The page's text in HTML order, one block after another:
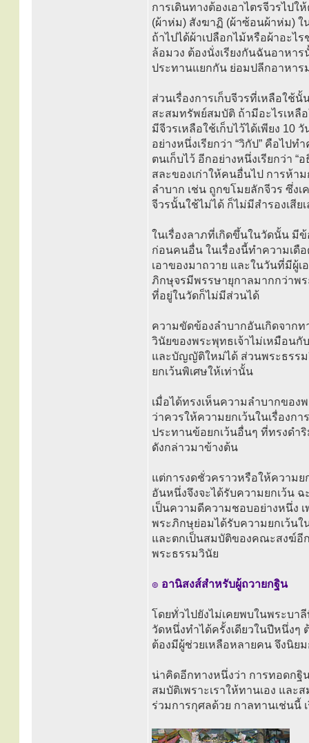
การเดินทางต้องเอาไตรจีวรไป
(ผ้าห่ม) สังฆาฏิ (ผ้าซ้อนผ้าห่ม) ใ
ถ้าไปได้ผ้าเปลือกไม้หรือผ้าอะไ
ล้อมวง ต้องนั่งเรียงกันฉันอาหา
ประทานแยกกัน ย่อมปลีกอาหาร
ส่วนเรื่องการเก็บจีวรที่เหลือใช้
สะสมทรัพย์สมบัติ ถ้ามีอะไรเหลื
มีจีวรเหลือใช้เก็บไว้ได้เพียง 10
อย่างหนึ่งเรียกว่า “วิกัป” คือไป
ตนเก็บไว้ อีกอย่างหนึ่งเรียกว่า
สละของเก่าให้คนอื่นไป การห้า
ลำบาก เช่น ถูกขโมยลักจีวร ซึ่ง
จีวรนั้นใช้ไม่ได้ ก็ไม่มีสำรองเสียเ
ในเรื่องลาภที่เกิดขึ้นในวัดนั้น
ก่อนคนอื่น ในเรื่องนี้ทำความเดื
เอาของมาถวาย และในวันที่มีผู้
ภิกษุจรมีพรรษายุกาลมากกว่าพ
ที่อยู่ในวัดก็ไม่มีส่วนได้
ความขัดข้องลำบากอันเกิดจาก
วินัยของพระพุทธเจ้าไม่เหมือน
และบัญญัติใหม่ได้ ส่วนพระธรรม
ยกเว้นพิเศษให้เท่านั้น
เมื่อได้ทรงเห็นความลำบากของ
ว่าควรให้ความยกเว้นในเรื่องก
ประทานข้อยกเว้นอื่นๆ ที่ทรงดำ
ดังกล่าวมาข้างต้น
แต่การงดชั่วคราวหรือให้ความย
อันหนึ่งจึงจะได้รับความยกเว้น
เป็นความดีความชอบอย่างหนึ่ง
พระภิกษุย่อมได้รับความยกเว้นใ
และตกเป็นสมบัติของคณะสงฆ์อี
พระธรรมวินัย
๏ อานิสงส์สำหรับผู้ถวายกฐิน
โดยทั่วไปยังไม่เคยพบในพระบา
วัดหนึ่งทำได้ครั้งเดียวในปีหนึ่งๆ
ต้องมีผู้ช่วยเหลือหลายคน จึงนิย
น่าคิดอีกทางหนึ่งว่า การทอดกฐิ
สมบัติเพราะเราให้ทานเอง แล
ร่วมการกุศลด้วย กาลทานเช่นนี้